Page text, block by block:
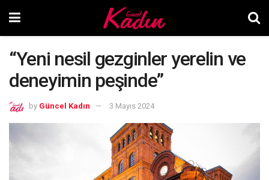
“Yeni nesil gezginler yerelin ve
deneyimin peşinde”
by Güncel Kadın 3 Mayıs 2024